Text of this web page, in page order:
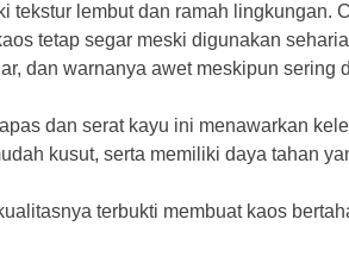
tekstur lembut dan ramah lingkungan.
tetap segar meski digunakan
dan warnanya awet meskipun sering
dan serat kayu ini menawarkan
kusut, serta memiliki daya tahan
terbukti membuat kaos